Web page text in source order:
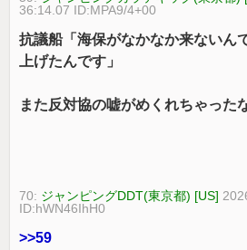
36:14.07 ID:MPA9/4+00
抗議船「海保がなかなか来ないん
上げたんです」
また反対協の嘘がめくれちゃった
70: ジャンピングDDT(東京都) [US]
ID:hWN46IhH0
>>59